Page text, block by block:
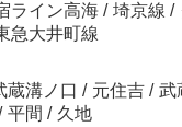
ライン高海 / 埼京線 /
急大井町線
蔵溝ノ口 / 元住吉 / 武
平間 / 久地